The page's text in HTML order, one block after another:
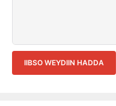
IIBSO WEYDIIN HADDA